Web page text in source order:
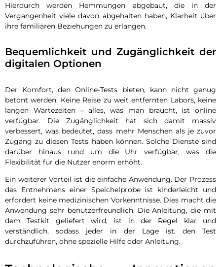
Hierdurch werden Hemmungen abgebaut, die in der
Vergangenheit viele davon abgehalten haben, Klarheit über
ihre familiären Beziehungen zu erlangen.
Bequemlichkeit und Zugänglichkeit der
digitalen Optionen
Der Komfort, den Online-Tests bieten, kann nicht genug
betont werden. Keine Reise zu weit entfernten Labors, keine
langen Wartezeiten – alles, was man braucht, ist online
verfügbar. Die Zugänglichkeit hat sich damit massiv
verbessert, was bedeutet, dass mehr Menschen als je zuvor
Zugang zu diesen Tests haben können. Solche Dienste sind
darüber hinaus rund um die Uhr verfügbar, was die
Flexibilität für die Nutzer enorm erhöht.
Ein weiterer Vorteil ist die einfache Anwendung. Der Prozess
des Entnehmens einer Speichelprobe ist kinderleicht und
erfordert keine medizinischen Vorkenntnisse. Dies macht die
Anwendung sehr benutzerfreundlich. Die Anleitung, die mit
dem Testkit geliefert wird, ist in der Regel klar und
verständlich, sodass jeder in der Lage ist, den Test
durchzuführen, ohne spezielle Hilfe oder Anleitung.